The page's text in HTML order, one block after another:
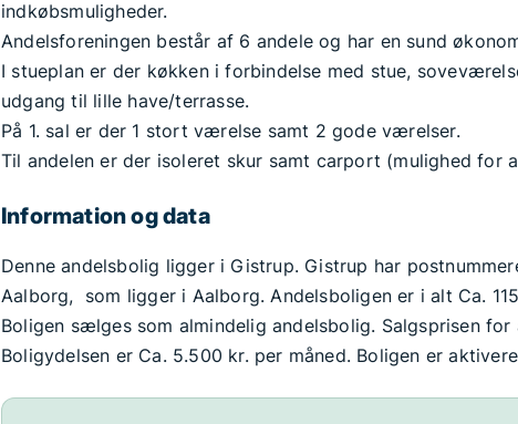
indkøbsmuligheder.
Andelsforeningen består af 6 andele og har en sund
I stueplan er der køkken i forbindelse med stue,
udgang til lille have/terrasse.
På 1. sal er der 1 stort værelse samt 2 gode værelser.
Til andelen er der isoleret skur samt carport (mulighed for
Information og data
Denne andelsbolig ligger i Gistrup. Gistrup har
Aalborg, som ligger i Aalborg. Andelsboligen er i alt Ca.
Boligen sælges som almindelig andelsbolig. Salgsprisen for
Boligydelsen er Ca. 5.500 kr. per måned. Boligen er